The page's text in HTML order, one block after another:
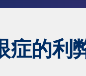
症的利